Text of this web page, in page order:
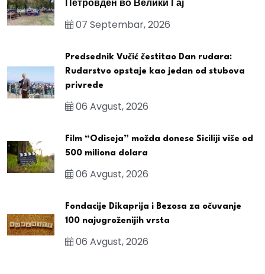
Петровден во Велики Гај
07 Septembar, 2026
Predsednik Vučić čestitao Dan rudara:
Rudarstvo opstaje kao jedan od stubova
privrede
06 Avgust, 2026
Film “Odiseja” možda donese Siciliji više od
500 miliona dolara
06 Avgust, 2026
Fondacije Dikaprija i Bezosa za očuvanje
100 najugroženijih vrsta
06 Avgust, 2026